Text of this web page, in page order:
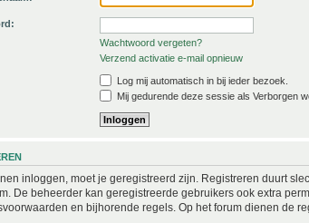
Wachtwoord vergeten?
Verzend activatie e-mail opnieuw
Log mij automatisch in bij ieder bezoek.
Mij gedurende deze sessie als Verborgen
inloggen, moet je geregistreerd zijn. Registreren duurt
De beheerder kan geregistreerde gebruikers ook extra
en bijhorende regels. Op het forum dienen de